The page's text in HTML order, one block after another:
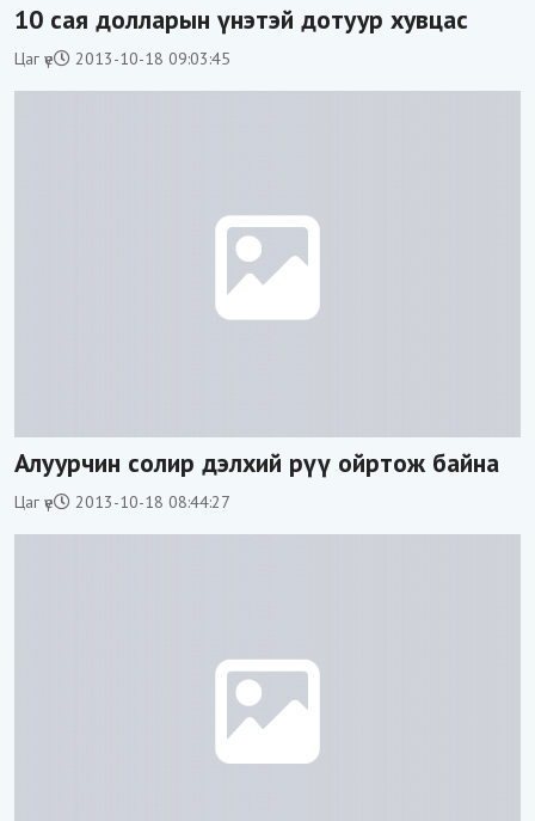
10 сая долларын үнэтэй дотуур хувцас
Цаг үе 2013-10-18 09:03:45
Алуурчин солир дэлхий рүү ойртож байна
Цаг үе 2013-10-18 08:44:27